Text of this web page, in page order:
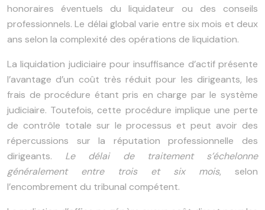
honoraires éventuels du liquidateur ou des conseils
professionnels. Le délai global varie entre six mois et deux
ans selon la complexité des opérations de liquidation.
La liquidation judiciaire pour insuffisance d’actif présente
l’avantage d’un coût très réduit pour les dirigeants, les
frais de procédure étant pris en charge par le système
judiciaire. Toutefois, cette procédure implique une perte
de contrôle totale sur le processus et peut avoir des
répercussions sur la réputation professionnelle des
dirigeants. Le délai de traitement s’échelonne
généralement entre trois et six mois, selon
l’encombrement du tribunal compétent.